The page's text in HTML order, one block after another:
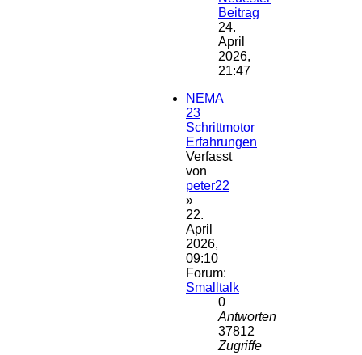
Beitrag
24.
April
2026,
21:47
NEMA
23
Schrittmotor
Erfahrungen
Verfasst
von
peter22
»
22.
April
2026,
09:10
Forum:
Smalltalk
0
Antworten
37812
Zugriffe